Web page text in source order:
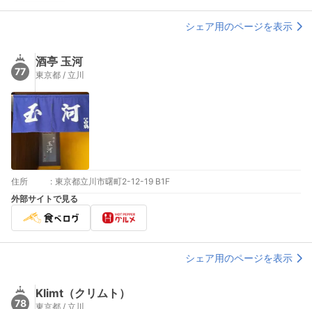
シェア用のページを表示
77
酒亭 玉河
東京都 / 立川
住所 : 東京都立川市曙町2-12-19 B1F
外部サイトで見る
シェア用のページを表示
78
Klimt（クリムト）
東京都 / 立川